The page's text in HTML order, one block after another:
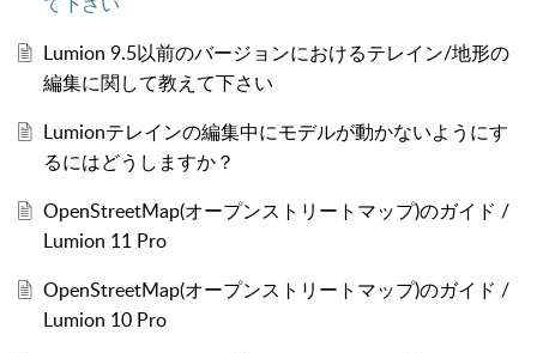
Lumion 9.5以前のバージョンにおけるテレイン/地形の
編集に関して教えて下さい
Lumionテレインの編集中にモデルが動かないようにす
るにはどうしますか？
OpenStreetMap(オープンストリートマップ)のガイド /
Lumion 11 Pro
OpenStreetMap(オープンストリートマップ)のガイド /
Lumion 10 Pro